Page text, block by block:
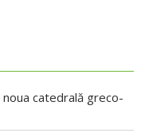
catedrală greco-